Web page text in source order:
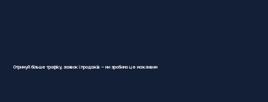
Отримуй більше трафіку, заявок і продажів — ми зробимо це можливим